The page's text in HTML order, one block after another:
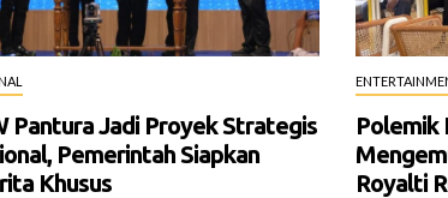
Pantura Jadi Proyek Strategis
Pemerintah Siapkan
Khusus
Polemik
Royalti